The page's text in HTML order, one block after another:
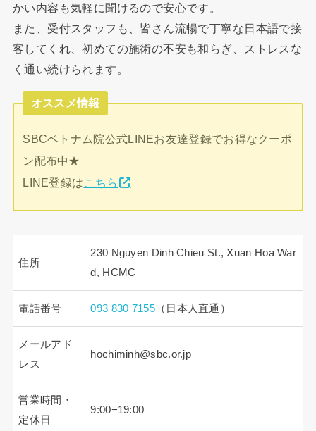
かい内容も気軽に聞けるので安心です。
また、受付スタッフも、皆さん流暢で丁寧な日本語で接
客してくれ、初めての施術の不安も和らぎ、ストレスな
く通い続けられます。
オススメ情報
SBCベトナム院公式LINEお友達登録でお得なクーポ
ン配布中★
LINE登録はこちら
住所
230 Nguyen Dinh Chieu St., Xuan Hoa War
d, HCMC
電話番号 093 830 7155（日本人直通）
メールアド
レス
hochiminh@sbc.or.jp
営業時間・
定休日
9:00−19:00